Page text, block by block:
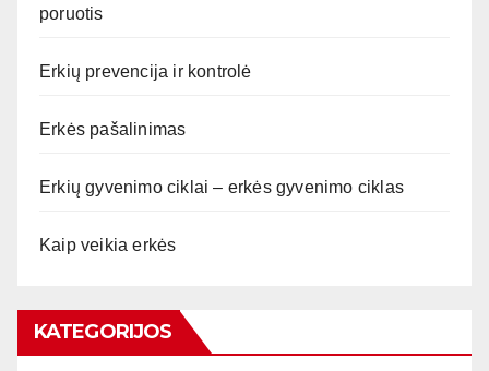
poruotis
Erkių prevencija ir kontrolė
Erkės pašalinimas
Erkių gyvenimo ciklai – erkės gyvenimo ciklas
Kaip veikia erkės
KATEGORIJOS